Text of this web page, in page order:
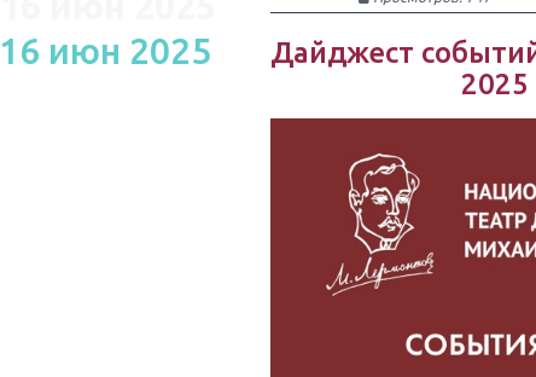
16 июн 2025
Дайджест
2025